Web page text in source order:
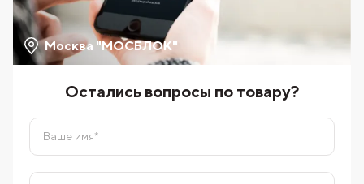
Москва "МОСБЛОК"
Остались вопросы по товару?